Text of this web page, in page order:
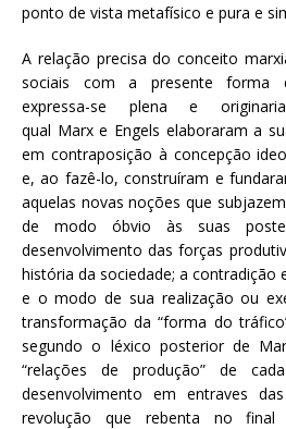
ponto de vista metafísico e pura e
A relação precisa do conceito
sociais com a presente forma
expressa-se plena e
qual Marx e Engels elaboraram a
em contraposição à concepção
e, ao fazê-lo, construíram e
aquelas novas noções que
de modo óbvio às suas
desenvolvimento das forças
história da sociedade; a contradição
e o modo de sua realização ou
transformação da “forma do
segundo o léxico posterior de
“relações de produção” de
desenvolvimento em entraves
revolução que rebenta no final